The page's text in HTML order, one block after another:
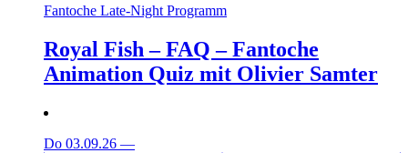
Fantoche Late-Night Programm
Royal Fish – FAQ – Fantoche
Animation Quiz mit Olivier Samter
Do 03.09.26 —